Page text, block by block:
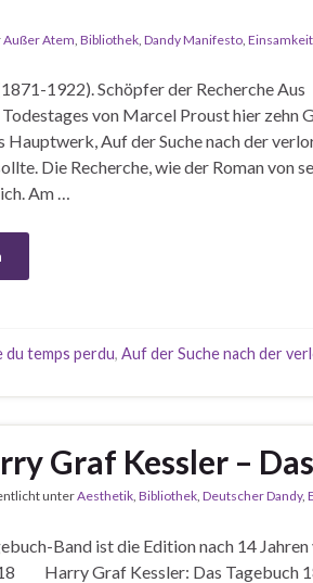
Außer Atem, Bibliothek, Dandy Manifesto, Einsamkeit
1922). Schöpfer der Recherche Aus
Todestages von Marcel Proust hier zehn
Hauptwerk, Auf der Suche nach der
Die Recherche, wie der Roman von
Am …
du temps perdu, Auf der Suche nach der
Graf Kessler –
unterAesthetik, Bibliothek, Deutscher Dandy,
Band ist die Edition nach 14
Harry Graf Kessler: Das Tagebuch